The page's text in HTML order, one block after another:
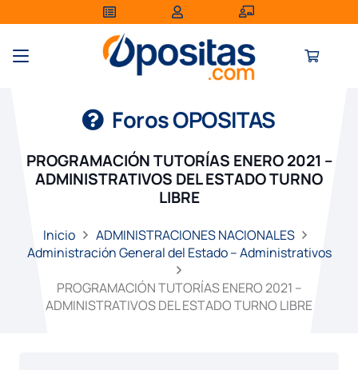
Foros OPOSITAS
PROGRAMACIÓN TUTORÍAS ENERO 2021 –
ADMINISTRATIVOS DEL ESTADO TURNO
LIBRE
Inicio
ADMINISTRACIONES NACIONALES
Administración General del Estado – Administrativos
PROGRAMACIÓN TUTORÍAS ENERO 2021 –
ADMINISTRATIVOS DEL ESTADO TURNO LIBRE